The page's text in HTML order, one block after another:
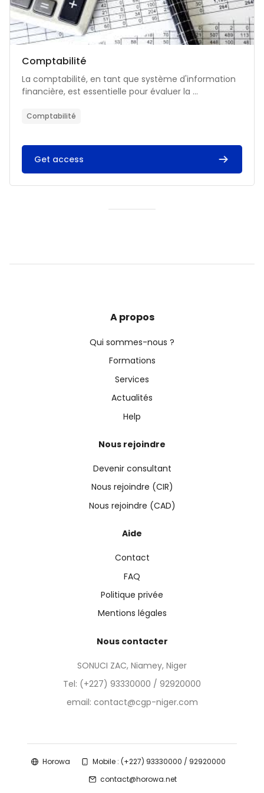
Catégorie de cours
Nom du cours
Comptabilité
Résumé du cours :
La comptabilité, en tant que système d'information
financière, est essentielle pour évaluer la ...
Comptabilité
Get access
A propos
Qui sommes-nous ?
Formations
Services
Actualités
Help
Nous rejoindre
Devenir consultant
Nous rejoindre (CIR)
Nous rejoindre (CAD)
Aide
Contact
FAQ
Politique privée
Mentions légales
Nous contacter
SONUCI ZAC, Niamey, Niger
Tel: (+227) 93330000 / 92920000
email: contact@cgp-niger.com
Horowa
Mobile : (+227) 93330000 / 92920000
contact@horowa.net